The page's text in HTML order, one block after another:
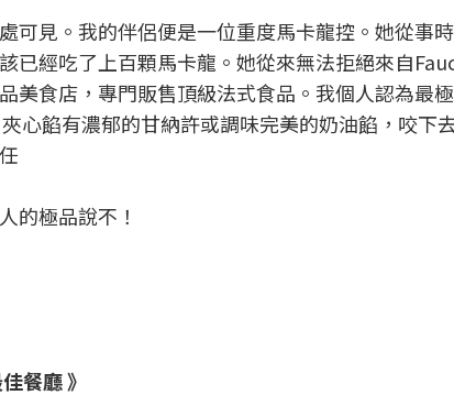
可見。我的伴侶便是一位重度馬卡龍控。她從事
已經吃了上百顆馬卡龍。她從來無法拒絕來自
美食店，專門販售頂級法式食品。我個人認為最
心餡有濃郁的甘納許或調味完美的奶油餡，咬下
的極品說不！
餐廳》